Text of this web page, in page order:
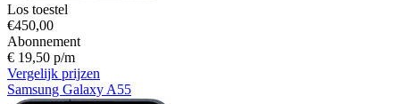
Los toestel
€450,00
Abonnement
€ 19,50 p/m
Vergelijk prijzen
Samsung Galaxy A55